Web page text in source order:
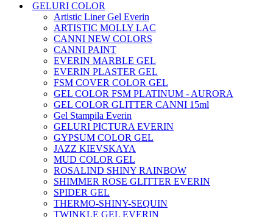
GELURI COLOR
Artistic Liner Gel Everin
ARTISTIC MOLLY LAC
CANNI NEW COLORS
CANNI PAINT
EVERIN MARBLE GEL
EVERIN PLASTER GEL
FSM COVER COLOR GEL
GEL COLOR FSM PLATINUM - AURORA
GEL COLOR GLITTER CANNI 15ml
Gel Stampila Everin
GELURI PICTURA EVERIN
GYPSUM COLOR GEL
JAZZ KIEVSKAYA
MUD COLOR GEL
ROSALIND SHINY RAINBOW
SHIMMER ROSE GLITTER EVERIN
SPIDER GEL
THERMO-SHINY-SEQUIN
TWINKLE GEL EVERIN